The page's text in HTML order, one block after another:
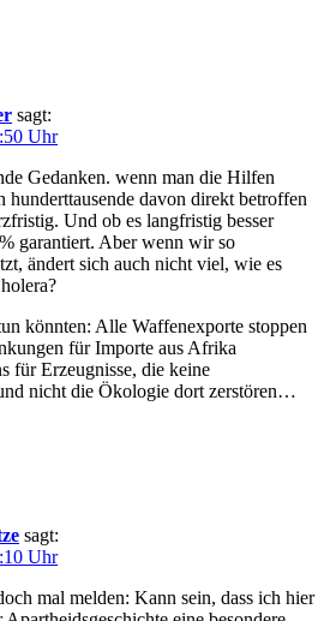
sagt:
Uhr
Gedanken. wenn man die Hilfen
hunderttausende davon direkt betroffen
Und ob es langfristig besser
garantiert. Aber wenn wir so
ändert sich auch nicht viel, wie es
könnten: Alle Waffenexporte stoppen
für Importe aus Afrika
für Erzeugnisse, die keine
nicht die Ökologie dort zerstören…
sagt:
Uhr
mal melden: Kann sein, dass ich hier